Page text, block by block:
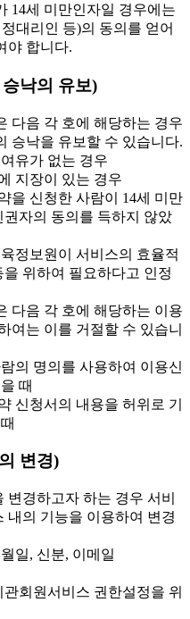
14세 미만인자일 경우에는
대리인 등)의 동의를 얻어
야 합니다.
낙의 유보)
다음 각 호에 해당하는 경우
승낙을 유보할 수 있습니다.
유가 없는 경우
지장이 있는 경우
을 신청한 사람이 14세 미만
권자의 동의를 득하지 않았
정보원이 서비스의 효율적
을 위하여 필요하다고 인정
다음 각 호에 해당하는 이용
여는 이를 거절할 수 있습니
의 명의를 사용하여 이용신
때
신청서의 내용을 허위로 기
변경)
변경하고자 하는 경우 서비
내의 기능을 이용하여 변경
일, 신분, 이메일
회원서비스 권한설정을 위